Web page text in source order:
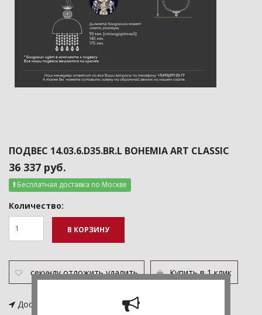
ПОДВЕС 14.03.6.D35.BR.L BOHEMIA ART CLASSIC
36 337 руб.
Бесплатная доставка по Москве
Количество:
В КОРЗИНУ
секунду отложить удалить Купить в 1 клик
Доставка от 2 дней Подробнее